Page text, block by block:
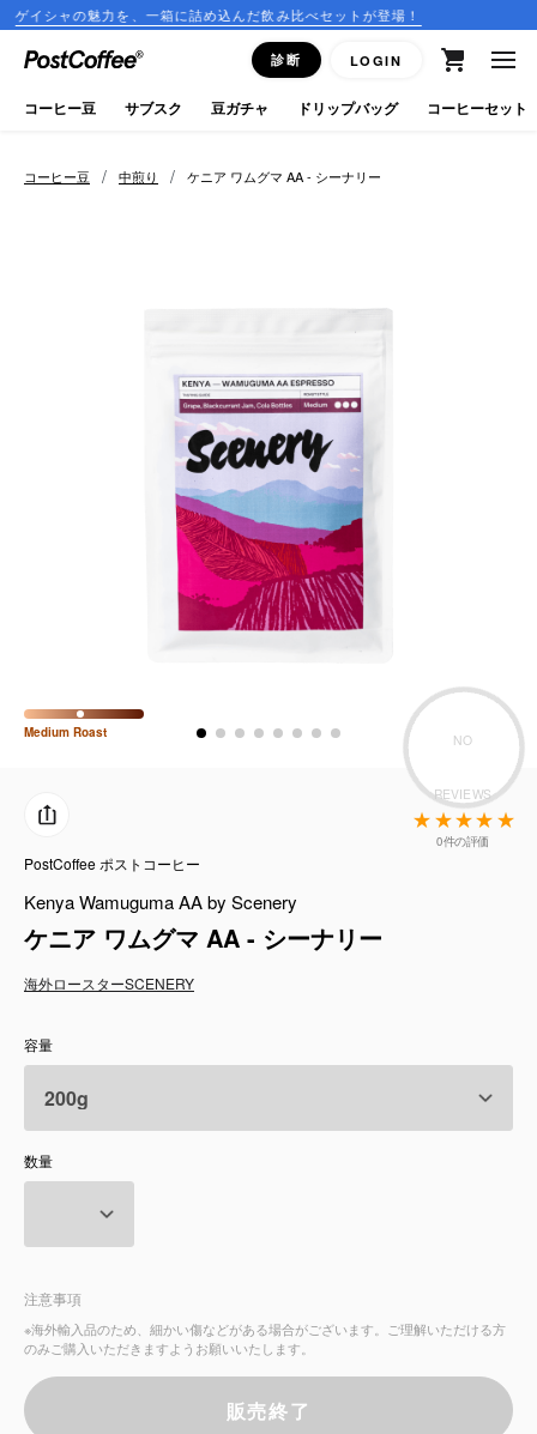
、一箱に詰め込んだ飲み比べセットが登場！
診断 LOGIN
close
ログイン
新規会員登録
CFFBNS
ギフトセット
リキッド
特集
卸販売
コーヒーのサブスク
お知らせ
よくある質問
店舗情報
コーヒー豆 / 中煎り / ケニア ワムグマ AA - シーナリー
Medium Roast NO
REVIEWS
0件の評価
PostCoffee ポストコーヒー
Kenya Wamuguma AA by Scenery
ケニア ワムグマ AA - シーナリー
海外ロースターSCENERY
容量
数量
注意事項
※海外輸入品のため、細かい傷などがある場合がございます。ご理解いただける方
のみご購入いただきますようお願いいたします。
販売終了
コーヒー豆 サブスク 豆ガチャ ドリップバッグ コーヒーセット